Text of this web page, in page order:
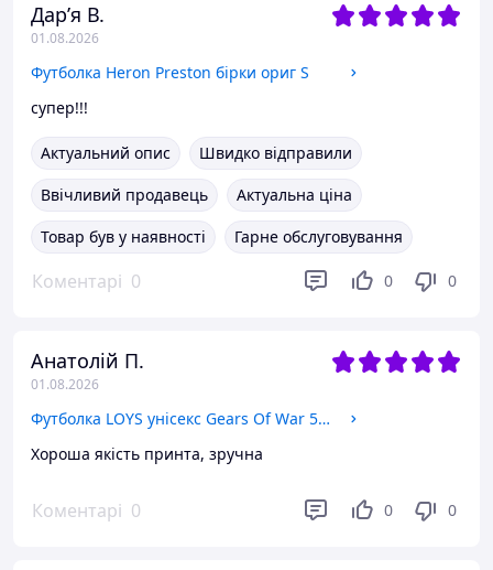
Дарʼя В.
01.08.2026
Футболка Heron Preston бірки ориг S
супер!!!
Актуальний опис
Швидко відправили
Ввічливий продавець
Актуальна ціна
Товар був у наявності
Гарне обслуговування
Коментарі 0 0 0
Анатолій П.
01.08.2026
Футболка LOYS унісекс Gears Of War 5 чорний XL
Хороша якість принта, зручна
Коментарі 0 0 0